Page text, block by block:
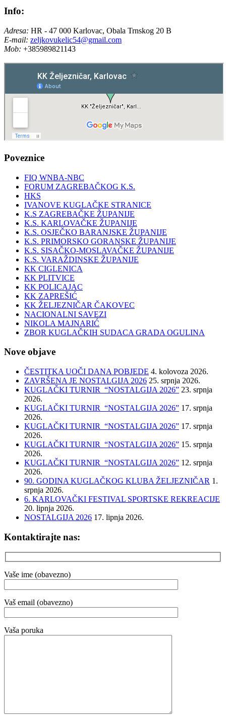
Info:
Adresa: HR - 47 000 Karlovac, Obala Trnskog 20 B
E-mail: zeljkovukelic54@gmail.com
Mob: +385989821143
Poveznice
FIQ WNBA-NBC
FORUM ZAGREBAČKOG K.S.
HKS
IVANOVE KUGLAČKE STRANICE
K.S ZAGREBAČKE ŽUPANIJE
K.S. KARLOVAČKE ŽUPANIJE
K.S. OSJEČKO BARANJSKE ŽUPANIJE
K.S. PRIMORSKO GORANSKE ŽUPANIJE
K.S. SISAČKO-MOSLAVAČKE ŽUPANIJE
K.S. VARAŽDINSKE ŽUPANIJE
KK CIGLENICA
KK PLITVICE
KK POLICAJAC
KK ZAPREŠIĆ
KK ŽELJEZNIČAR ČAKOVEC
NACIONALNI SAVEZI
NIKOLA MAJNARIĆ
ZBOR KUGLAČKIH SUDACA GRADA OGULINA
Nove objave
ČESTITKA UOČI DANA POBJEDE 4. kolovoza 2026.
ZAVRŠENA JE NOSTALGIJA 2026 25. srpnja 2026.
KUGLAČKI TURNIR “NOSTALGIJA 2026” 23. srpnja
2026.
KUGLAČKI TURNIR “NOSTALGIJA 2026” 17. srpnja
2026.
KUGLAČKI TURNIR “NOSTALGIJA 2026” 17. srpnja
2026.
KUGLAČKI TURNIR “NOSTALGIJA 2026” 15. srpnja
2026.
KUGLAČKI TURNIR “NOSTALGIJA 2026” 12. srpnja
2026.
90. GODINA KUGLAČKOG KLUBA ŽELJEZNIČAR 1.
srpnja 2026.
6. KARLOVAČKI FESTIVAL SPORTSKE REKREACIJE
20. lipnja 2026.
NOSTALGIJA 2026 17. lipnja 2026.
Kontaktirajte nas:
Vaše ime (obavezno)
Vaš email (obavezno)
Vaša poruka